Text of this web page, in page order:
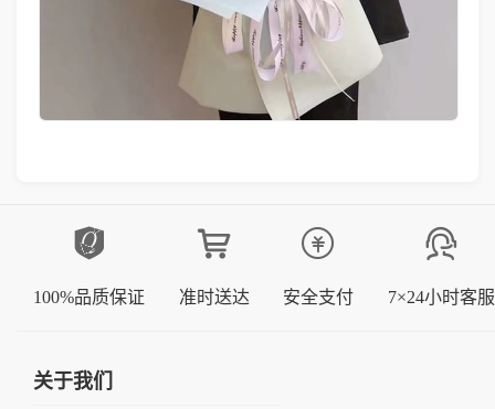
100%品质保证 准时送达 安全支付 7×24小时客服
关于我们